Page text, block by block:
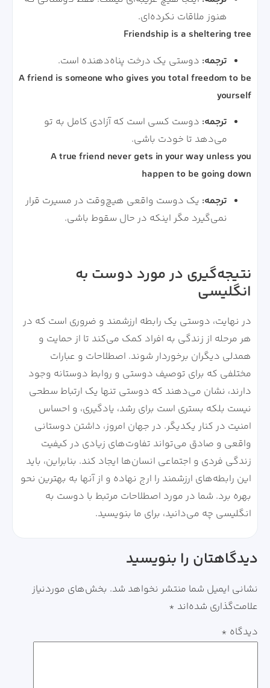
هنوز ملاقات نکرده‌ای.
Friendship is a sheltering tree
ترجمه: دوستی یک درخت پناه‌دهنده است.
A friend is someone who gives you total freedom to be
yourself
ترجمه: دوست کسی است که آزادی کامل به تو
می‌دهد تا خودت باشی.
A true friend never gets in your way unless you
happen to be going down
ترجمه: یک دوست واقعی هیچ‌وقت در مسیرت قرار
نمی‌گیرد مگر اینکه در حال سقوط باشی.
نتیجه‌گیری در مورد دوست به
انگلیسی
در نهایت، دوستی یک رابطه ارزشمند و ضروری است که در
هر مرحله از زندگی به افراد کمک می‌کند تا از حمایت و
همدلی دیگران برخوردار شوند. اصطلاحات و عبارات
مختلفی که برای توصیف دوستی و روابط دوستانه وجود
دارند، نشان می‌دهند که دوستی تنها یک ارتباط سطحی
نیست بلکه بستری است برای رشد، یادگیری، و احساس
امنیت در کنار یکدیگر. در جهان امروز، داشتن دوستانی
واقعی و صادق می‌تواند تفاوت‌های زیادی در کیفیت
زندگی فردی و اجتماعی انسان‌ها ایجاد کند. بنابراین، باید
این رابطه‌های ارزشمند را ارج نهاده و از آنها به بهترین نحو
بهره برد. شما در مورد اصطلاحات مرتبط با دوست به
انگلیسی چه می‌دانید، برای ما بنویسید.
دیدگاهتان را بنویسید
نشانی ایمیل شما منتشر نخواهد شد. بخش‌های موردنیاز
علامت‌گذاری شده‌اند *
دیدگاه *